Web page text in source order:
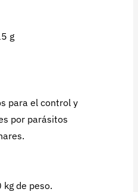
g
para el control y
por parásitos
de peso.